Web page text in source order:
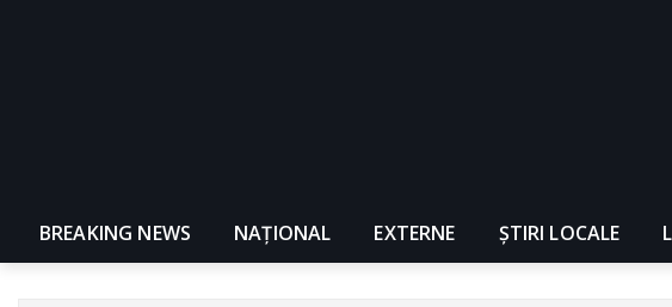
BREAKING NEWS NAŢIONAL EXTERNE ȘTIRI LOCALE